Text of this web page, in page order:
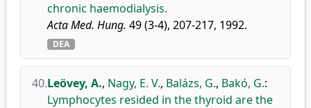
chronic haemodialysis.
Acta Med. Hung. 49 (3-4), 207-217, 1992.
DEA
40.Leövey, A., Nagy, E. V., Balázs, G., Bakó, G.:
Lymphocytes resided in the thyroid are the